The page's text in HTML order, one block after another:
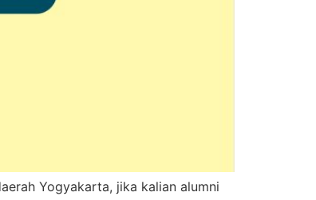
Yogyakarta, jika kalian alumni